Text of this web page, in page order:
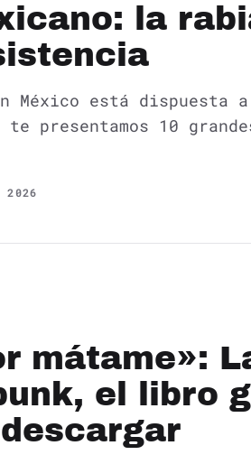
la
México está dispuesta a
presentamos 10
2026
mátame»:
el libro